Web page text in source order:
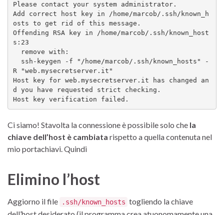
Please contact your system administrator.
Add correct host key in /home/marcob/.ssh/known_h
osts to get rid of this message.
Offending RSA key in /home/marcob/.ssh/known_host
s:23
R "web.mysecretserver.it"
Host key for web.mysecretserver.it has changed an
d you have requested strict checking.
Host key verification failed.
Ci siamo! Stavolta la connessione è possibile solo che la
chiave dell’host è cambiata rispetto a quella contenuta nel
mio portachiavi. Quindi
Elimino l’host
Aggiorno il file .ssh/known_hosts togliendo la chiave